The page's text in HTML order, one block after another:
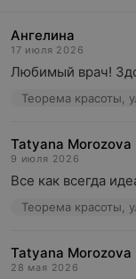
Ангелина
17 июля 2026
Любимый врач!
Теорема красоты,
Tatyana Morozova
9 июля 2026
Все как всегда
Теорема красоты,
Tatyana Morozova
28 мая 2026